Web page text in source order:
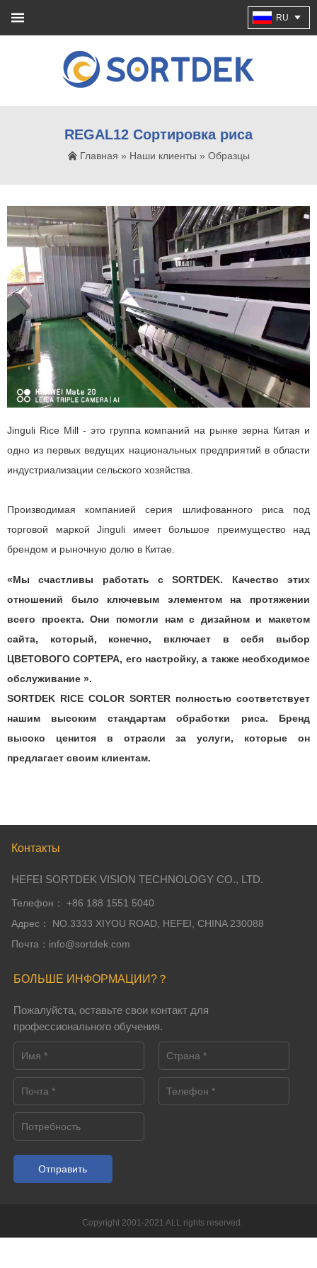
RU
REGAL12 Сортировка риса
Главная » Наши клиенты » Образцы
Jinguli Rice Mill - это группа компаний на рынке зерна Китая и
одно из первых ведущих национальных предприятий в области
индустриализации сельского хозяйства.
Производимая компанией серия шлифованного риса под
торговой маркой Jinguli имеет большое преимущество над
брендом и рыночную долю в Китае.
«Мы счастливы работать с SORTDEK. Качество этих
отношений было ключевым элементом на протяжении
всего проекта. Они помогли нам с дизайном и макетом
сайта, который, конечно, включает в себя выбор
ЦВЕТОВОГО СОРТЕРА, его настройку, а также необходимое
обслуживание ».
SORTDEK RICE COLOR SORTER полностью соответствует
нашим высоким стандартам обработки риса. Бренд
высоко ценится в отрасли за услуги, которые он
предлагает своим клиентам.
Контакты
HEFEI SORTDEK VISION TECHNOLOGY CO., LTD.
Телефон： +86 188 1551 5040
Адрес： NO.3333 XIYOU ROAD, HEFEI, CHINA 230088
Почта：info@sortdek.com
БОЛЬШЕ ИНФОРМАЦИИ?？
Пожалуйста, оставьте свои контакт для
профессионального обучения.
Отправить
Copyright 2001-2021 ALL rights reserved.